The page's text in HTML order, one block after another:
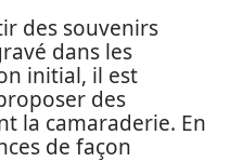
des souvenirs
dans les
initial, il est
des
la camaraderie. En
de façon